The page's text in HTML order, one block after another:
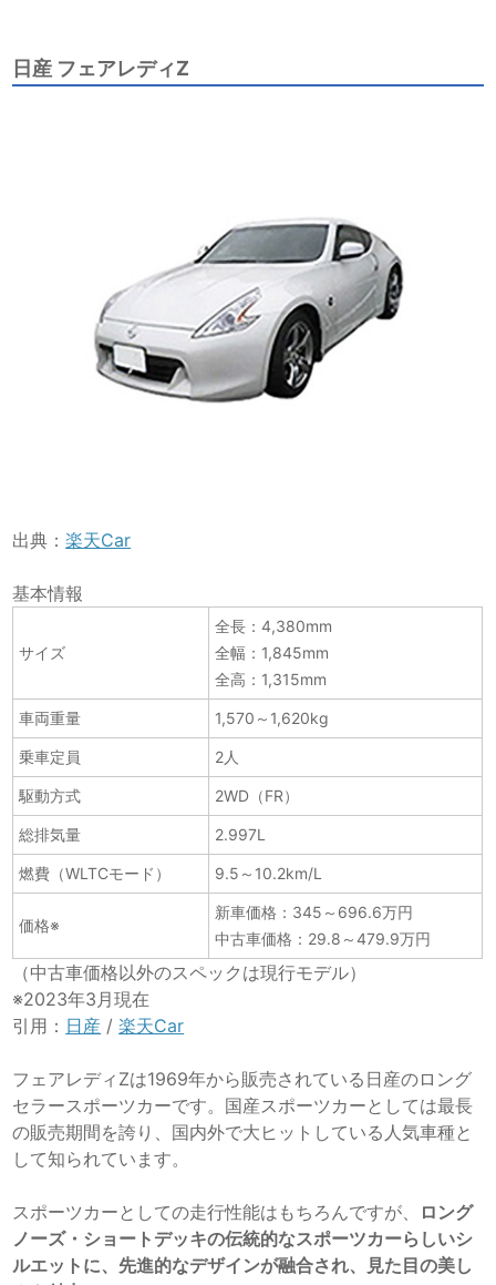
日産 フェアレディZ
出典：楽天Car
基本情報
サイズ
全長：4,380mm
全幅：1,845mm
全高：1,315mm
車両重量 1,570～1,620kg
乗車定員 2人
駆動方式 2WD（FR）
総排気量 2.997L
燃費（WLTCモード） 9.5～10.2km/L
価格※
新車価格：345～696.6万円
中古車価格：29.8～479.9万円
（中古車価格以外のスペックは現行モデル）
※2023年3月現在
引用： 日産 /楽天Car
フェアレディZは1969年から販売されている日産のロング
セラースポーツカーです。国産スポーツカーとしては最長
の販売期間を誇り、国内外で大ヒットしている人気車種と
して知られています。
スポーツカーとしての走行性能はもちろんですが、
ロング
ノーズ・ショートデッキの伝統的なスポーツカーらしいシ
ルエットに、先進的なデザインが融合され、見た目の美し